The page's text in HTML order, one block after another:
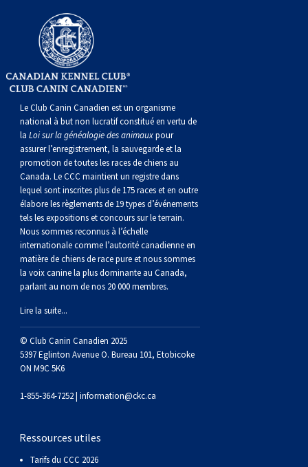
Le Club Canin Canadien est un organisme
national à but non lucratif constitué en vertu de
la Loi sur la généalogie des animauxpour
assurer l’enregistrement, la sauvegarde et la
promotion de toutes les races de chiens au
Canada. Le CCC maintient un registre dans
lequel sont inscrites plus de 175 races et en outre
élabore les règlements de 19 types d’événements
tels les expositions et concours sur le terrain.
Nous sommes reconnus à l’échelle
internationale comme l’autorité canadienne en
matière de chiens de race pure et nous sommes
la voix canine la plus dominante au Canada,
parlant au nom de nos 20 000 membres.
Lire la suite...
© Club Canin Canadien 2025
5397 Eglinton Avenue O. Bureau 101, Etobicoke
ON M9C 5K6
1-855-364-7252 | information@ckc.ca
Ressources utiles
Tarifs du CCC 2026